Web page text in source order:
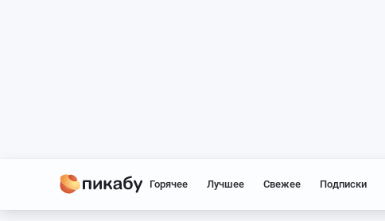
Горячее Лучшее Свежее Подписки